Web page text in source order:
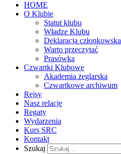
HOME
O Klubie
Statut klubu
Władze Klubu
Deklaracja członkowska
Warto przeczytać
Prasówka
Czwartki Klubowe
Akademia żeglarska
Czwartkowe archiwum
Rejsy
Nasz relacje
Regaty
Wydarzenia
Kurs SRC
Kontakt
Szukaj